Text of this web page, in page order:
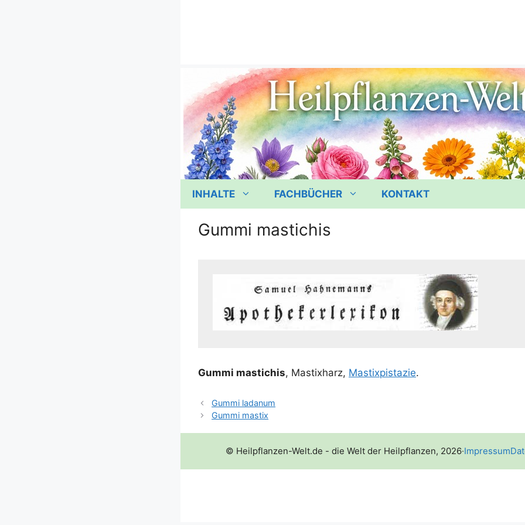
INHALTE FACHBÜCHER KONTAKT
Gummi mastichis
Gum­mi masti­chis, Mastix­harz, Mastix­pis­ta­zie.
Gummi ladanum
Gummi mastix
© Heilpflanzen-Welt.de - die Welt der Heilpflanzen, 2026·Impressum